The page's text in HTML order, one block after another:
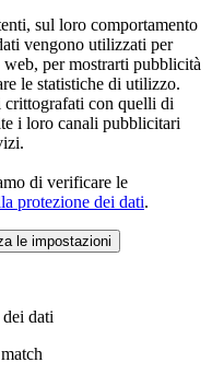
sul loro comportamento
vengono utilizzati per
per mostrarti pubblicità
le statistiche di utilizzo.
crittografati con quelli di
i loro canali pubblicitari
di verificare le
protezione dei dati.
le impostazioni
dati